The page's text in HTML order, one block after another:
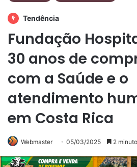
Tendência
Fundação
30 anos de
com a Saúde e o
atendimento
em Costa Rica
Webmaster 05/03/2025 2